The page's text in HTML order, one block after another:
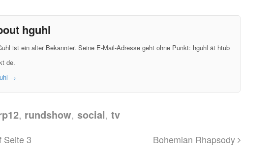
hguhl
ist ein alter Bekannter. Seine E-Mail-Adresse geht ohne Punkt: hguhl ät htub
de.
→
, rundshow, social, tv
Seite 3 Bohemian Rhapsody